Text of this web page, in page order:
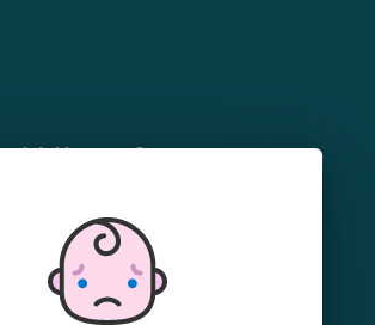
internet?
digital marketing?
bisnis?